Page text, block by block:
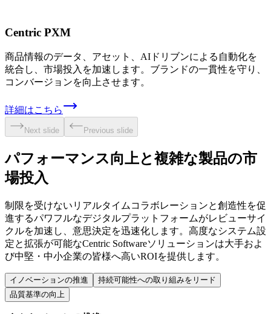
Centric PXM
商品情報のデータ、アセット、AIドリブンによる自動化を
統合し、市場投入を加速します。ブランドの一貫性を守り、
コンバージョンを向上させます。
詳細はこちら
Next slide Previous slide
パフォーマンス向上と複雑な製品の市
場投入
制限を受けない リアルタイムコラボレーションと創造性を促
進するパワフルなデジタルプラットフォームがレビューサイ
クルを加速し、 意思決定を迅速化します。 高度なシステム設
定と拡張が可能なCentric Softwareソリューションは大手およ
び中堅・中小企業の皆様へ高いROIを提供します。
イノベーションの推進
持続可能性への取り組みをリード
品質基準の向上